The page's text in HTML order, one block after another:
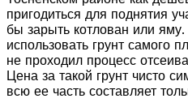
пригодиться для поднятия
бы зарыть котлован или
использовать грунт самого
не проходил процесс
Цена за такой грунт чисто
всю ее часть составляет